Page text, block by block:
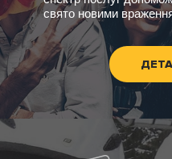
свято новими